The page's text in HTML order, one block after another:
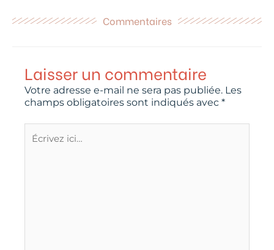
Commentaires
Laisser un commentaire
Votre adresse e-mail ne sera pas publiée. Les
champs obligatoires sont indiqués avec *
ici…